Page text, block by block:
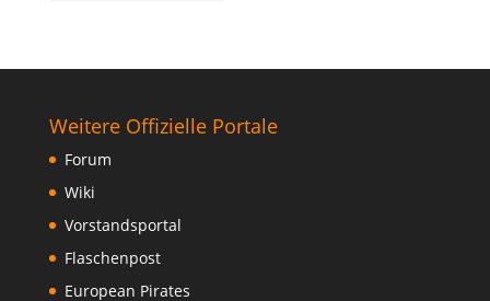
Weitere Offizielle Portale
Forum
Wiki
Vorstandsportal
Flaschenpost
European Pirates